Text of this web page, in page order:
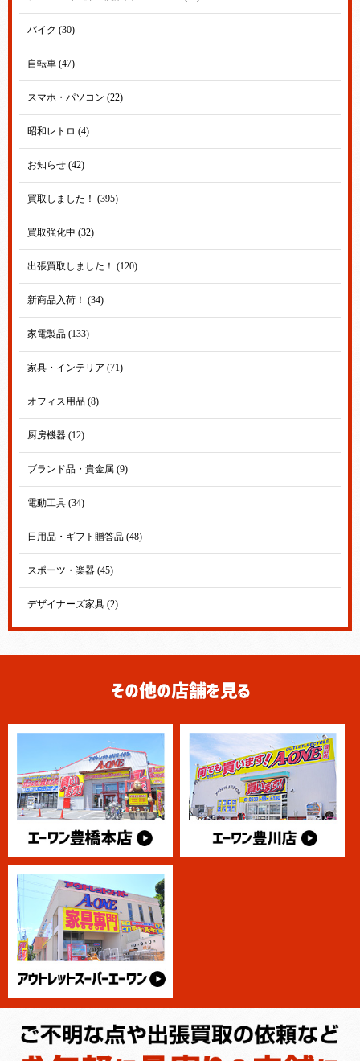
バイク (30)
自転車 (47)
スマホ・パソコン (22)
昭和レトロ (4)
お知らせ (42)
買取しました！ (395)
買取強化中 (32)
出張買取しました！ (120)
新商品入荷！ (34)
家電製品 (133)
家具・インテリア (71)
オフィス用品 (8)
厨房機器 (12)
ブランド品・貴金属 (9)
電動工具 (34)
日用品・ギフト贈答品 (48)
スポーツ・楽器 (45)
デザイナーズ家具 (2)